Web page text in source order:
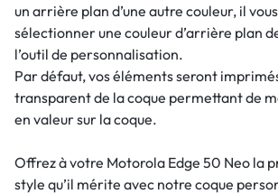
un arrière plan d’une autre couleur, il
sélectionner une couleur d’arrière plan
l’outil de personnalisation.
Par défaut, vos éléments seront
transparent de la coque permettant de
en valeur sur la coque.
Offrez à votre Motorola Edge 50 Neo la
style qu’il mérite avec notre coque